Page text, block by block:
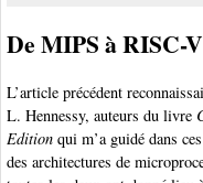
De MIPS à RISC-V
L’article précédent
L. Hennessy, auteurs du livre
Edition qui m’a guidé dans
des architectures de